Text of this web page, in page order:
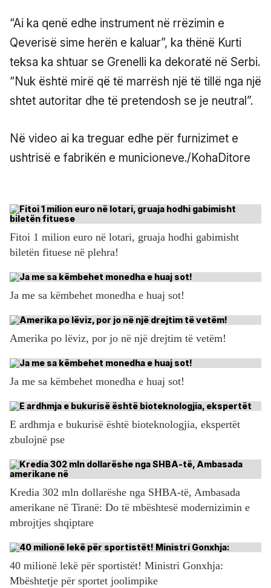
“Ai ka qenë edhe instrument në rrëzimin e
Qeverisë sime herën e kaluar”, ka thënë Kurti
teksa ka shtuar se Grenelli ka dekoratë në Serbi.
“Nuk është mirë që të marrësh një të tillë nga një
shtet autoritar dhe të pretendosh se je neutral”.
Në video ai ka treguar edhe për furnizimet e
ushtrisë e fabrikën e municioneve./KohaDitore
Fitoi 1 milion euro në lotari, gruaja hodhi gabimisht
biletën fituese në plehra!
Ja me sa këmbehet monedha e huaj sot!
Amerika po lëviz, por jo në një drejtim të vetëm!
Ja me sa këmbehet monedha e huaj sot!
E ardhmja e bukurisë është bioteknologjia, ekspertët
zbulojnë pse
Kredia 302 mln dollarëshe nga SHBA-të, Ambasada
amerikane në Tiranë: Do të mbështesë modernizimin e
mbrojtjes shqiptare
40 milionë lekë për sportistët! Ministri Gonxhja:
Mbështetje për sportet joolimpike